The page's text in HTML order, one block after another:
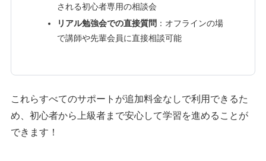
される初心者専用の相談会
リアル勉強会での直接質問 ：オフラインの場
で講師や先輩会員に直接相談可能
これらすべてのサポートが追加料金なしで利用できるた
め、初心者から上級者まで安心して学習を進めることが
できます！